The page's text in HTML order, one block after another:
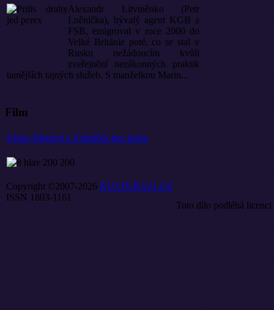
Alexandr Litviněnko (Petr
Lněnička), bývalý agent KGB a
FSB, emigroval v roce 2000 do
Velké Británie poté, co se stal v
Rusku nežádoucím kvůli
zveřejnění nezákonných praktik
tamějších tajných služeb. S manželkou Marin...
Film
8 hlav šílenství a Zedníček bez kníru
Copyright ©2007-2026 KULTURA21.CZ
ISSN 1803-1161
Toto dílo podléhá licenci